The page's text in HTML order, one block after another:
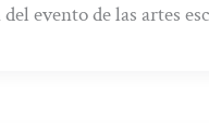
evento de las artes